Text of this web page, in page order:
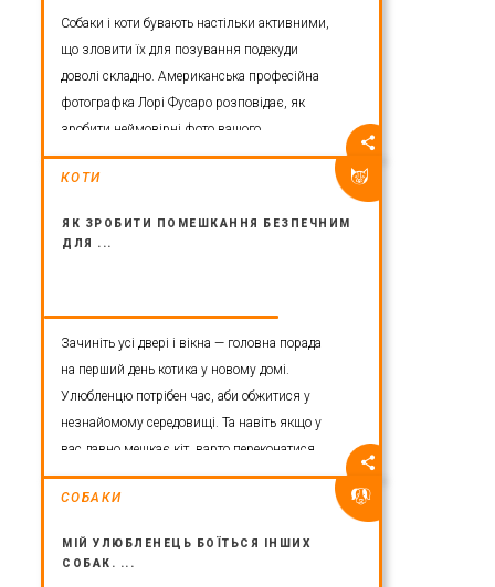
Собаки і коти бувають настільки активними,
що зловити їх для позування подекуди
доволі складно. Американська професійна
фотографка Лорі Фусаро розповідає, як
зробити неймовірні фото вашого
чотирилапого.
КОТИ
ЯК ЗРОБИТИ ПОМЕШКАННЯ БЕЗПЕЧНИМ
ДЛЯ ...
Зачиніть усі двері і вікна — головна порада
на перший день котика у новому домі.
Улюбленцю потрібен час, аби обжитися у
незнайомому середовищі. Та навіть якщо у
вас давно мешкає кіт, варто переконатися,
що помешкання для нього є справді
безпечним, аби знизити рівень загрози для
його вдома наодинці. Ці поради ми
СОБАКИ
МІЙ УЛЮБЛЕНЕЦЬ БОЇТЬСЯ ІНШИХ
СОБАК. ...